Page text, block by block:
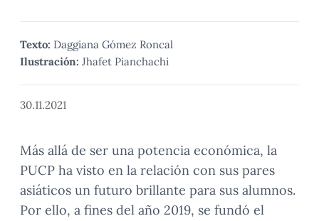
Texto: Daggiana Gómez Roncal
Ilustración: Jhafet Pianchachi
30.11.2021
Más allá de ser una potencia económica, la
PUCP ha visto en la relación con sus pares
asiáticos un futuro brillante para sus alumnos.
Por ello, a fines del año 2019, se fundó el